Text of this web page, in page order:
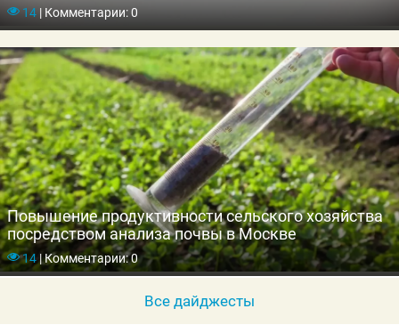
14 |Комментарии: 0
Повышение продуктивности сельского хозяйства
посредством анализа почвы в Москве
14 |Комментарии: 0
Все дайджесты